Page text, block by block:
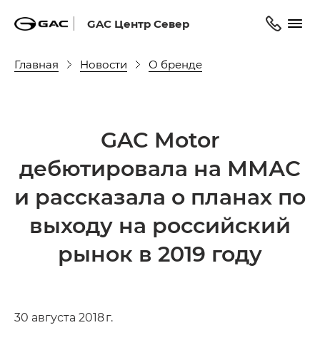
GAC Центр Север
Главная Новости О бренде
GAC Motor
дебютировала на ММАС
и рассказала о планах по
выходу на российский
рынок в 2019 году
30 августа 2018 г.